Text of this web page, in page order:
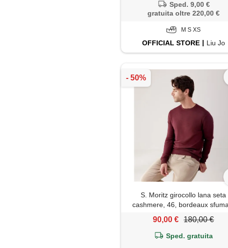
Sped. 9,00 €
gratuita oltre 220,00 €
M S XS
OFFICIALSTORE Liu Jo
S. Moritz girocollo lana seta
cashmere, 46, bordeaux
90,00 € 180,00 €
Sped. gratuita